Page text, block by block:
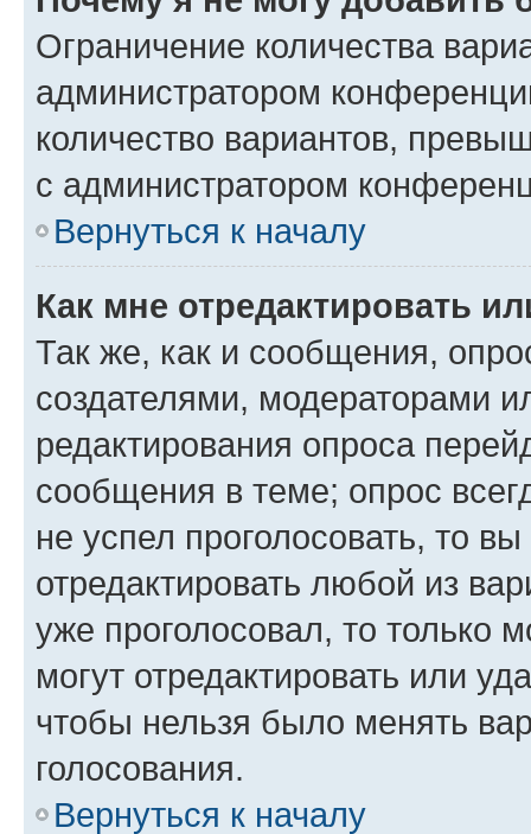
Ограничение количества
администратором
количество вариантов,
с администратором
Вернуться к началу
Как мне отредактировать
Так же, как и сообщения,
создателями, модераторами
редактирования опроса
сообщения в теме; опрос
не успел проголосовать, то
отредактировать любой из
уже проголосовал, то только
могут отредактировать или
чтобы нельзя было менять
голосования.
Вернуться к началу